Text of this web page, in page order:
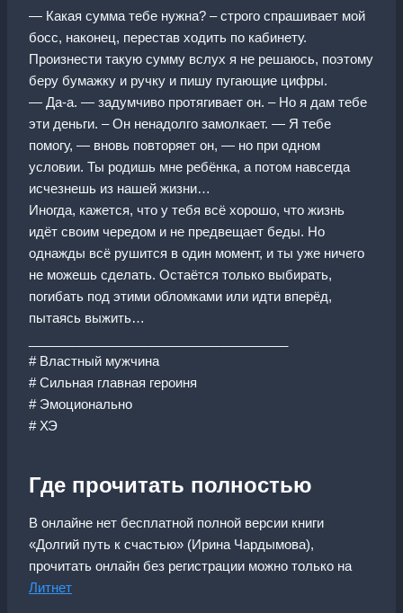
— Какая сумма тебе нужна? – строго спрашивает мой
босс, наконец, перестав ходить по кабинету.
Произнести такую сумму вслух я не решаюсь, поэтому
беру бумажку и ручку и пишу пугающие цифры.
— Да-а. — задумчиво протягивает он. – Но я дам тебе
эти деньги. – Он ненадолго замолкает. — Я тебе
помогу, — вновь повторяет он, — но при одном
условии. Ты родишь мне ребёнка, а потом навсегда
исчезнешь из нашей жизни…
Иногда, кажется, что у тебя всё хорошо, что жизнь
идёт своим чередом и не предвещает беды. Но
однажды всё рушится в один момент, и ты уже ничего
не можешь сделать. Остаётся только выбирать,
погибать под этими обломками или идти вперёд,
пытаясь выжить…
# Властный мужчина
# Сильная главная героиня
# Эмоционально
# ХЭ
Где прочитать полностью
В онлайне нет бесплатной полной версии книги
«Долгий путь к счастью» (Ирина Чардымова),
прочитать онлайн без регистрации можно только на
Литнет